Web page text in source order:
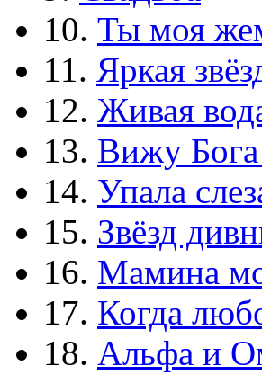
10. Ты моя
11. Яркая
12. Живая
13. Вижу
14. Упала
15. Звёзд
16. Мамина
17. Когда
18. Альфа и